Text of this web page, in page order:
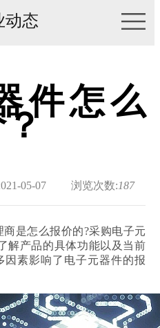
动态
件怎么
05-07 浏览次数:187
怎么报价的?采购电子元
解产品的具体功能以及当前
因素影响了电子元器件的报